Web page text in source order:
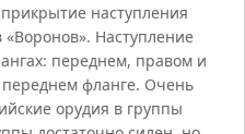
наступления
Наступление
переднем, правом и
переднем фланге. Очень
орудия в группы